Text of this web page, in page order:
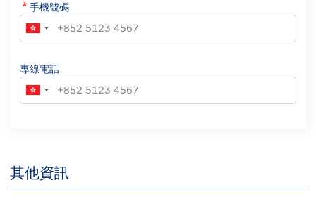
手機號碼
專線電話
其他資訊